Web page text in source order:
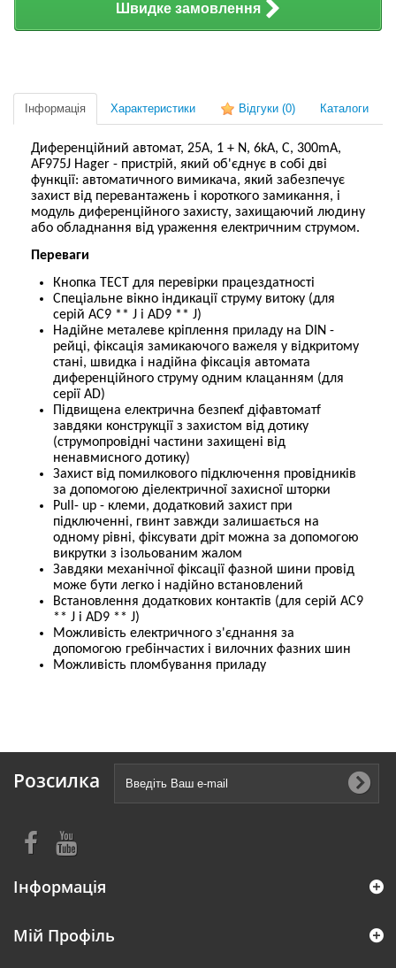
Швидке замовлення
Інформація Характеристики Відгуки (0) Каталоги
Диференційний автомат, 25А, 1 + N, 6kA, C, 300mA,
AF975J Hager - пристрій, який об'єднує в собі дві
функції: автоматичного вимикача, який забезпечує
захист від перевантажень і короткого замикання, і
модуль диференційного захисту, захищаючий людину
або обладнання від ураження електричним струмом.
Переваги
Кнопка ТЕСТ для перевірки працездатності
Спеціальне вікно індикації струму витоку (для
серій АС9 ** J і AD9 ** J)
Надійне металеве кріплення приладу на DIN -
рейці, фіксація замикаючого важеля у відкритому
стані, швидка і надійна фіксація автомата
диференційного струму одним клацанням (для
серії AD)
Підвищена електрична безпекf діфавтоматf
завдяки конструкції з захистом від дотику
(струмопровідні частини захищені від
ненавмисного дотику)
Захист від помилкового підключення провідників
за допомогою діелектричної захисної шторки
Pull- up - клеми, додатковий захист при
підключенні, гвинт завжди залишається на
одному рівні, фіксувати дріт можна за допомогою
викрутки з ізольованим жалом
Завдяки механічної фіксації фазной шини провід
може бути легко і надійно встановлений
Встановлення додаткових контактів (для серій АС9
** J і AD9 ** J)
Можливість електричного з'єднання за
допомогою гребінчастих і вилочних фазних шин
Можливість пломбування приладу
Розсилка
Інформація
Мій Профіль